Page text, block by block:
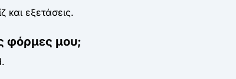
και εξετάσεις.
φόρμες μου;